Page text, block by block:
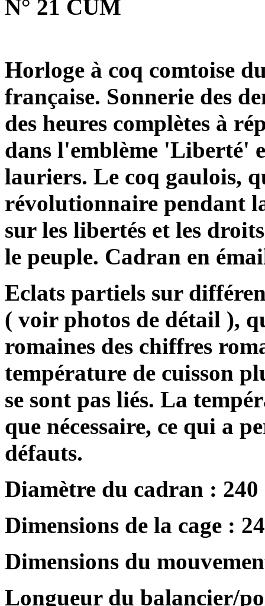
N° 21 CUM
Horloge à coq comtoise
française. Sonnerie des
des heures complètes à
dans l'emblème 'Liberté'
lauriers. Le coq gaulois,
révolutionnaire pendant
sur les libertés et les
le peuple. Cadran en
Eclats partiels sur
( voir photos de détail ),
romaines des chiffres
température de cuisson
se sont pas liés. La
que nécessaire, ce qui a
défauts.
Diamètre du cadran : 240
Dimensions de la cage :
Dimensions du
Longueur du balancier/